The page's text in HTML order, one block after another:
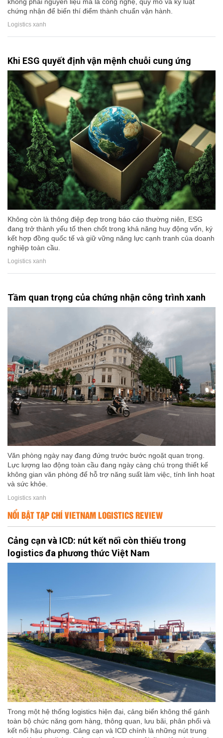
chứng nhận để biến thí điểm thành chuẩn vận hành.
Logistics xanh
Khi ESG quyết định vận mệnh chuỗi cung ứng
Không còn là thông điệp đẹp trong báo cáo thường niên, ESG
đang trở thành yếu tố then chốt trong khả năng huy động vốn, ký
kết hợp đồng quốc tế và giữ vững năng lực cạnh tranh của doanh
nghiệp toàn cầu.
Logistics xanh
Tầm quan trọng của chứng nhận công trình xanh
Văn phòng ngày nay đang đứng trước bước ngoặt quan trọng.
Lực lượng lao động toàn cầu đang ngày càng chú trọng thiết kế
không gian văn phòng để hỗ trợ năng suất làm việc, tính linh hoạt
và sức khỏe.
Logistics xanh
NỔI BẬT TẠP CHÍ VIETNAM LOGISTICS REVIEW
Cảng cạn và ICD: nút kết nối còn thiếu trong
logistics đa phương thức Việt Nam
Trong một hệ thống logistics hiện đại, cảng biển không thể gánh
toàn bộ chức năng gom hàng, thông quan, lưu bãi, phân phối và
kết nối hậu phương. Cảng cạn và ICD chính là những nút trung